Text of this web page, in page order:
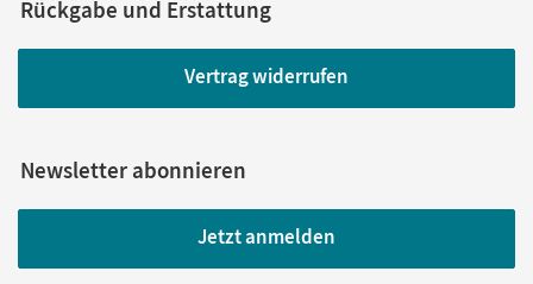
Rückgabe und Erstattung
Vertrag widerrufen
Newsletter abonnieren
Jetzt anmelden